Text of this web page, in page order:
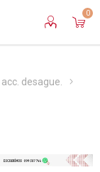
0
desague.